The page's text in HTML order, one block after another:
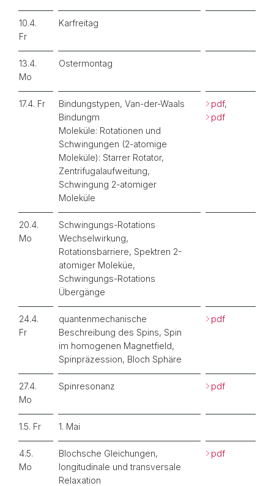
10.4.
Fr
Karfreitag
13.4.
Mo
Ostermontag
17.4. Fr
Bindungstypen, Van-der-Waals
Bindungm
Moleküle: Rotationen und
Schwingungen (2-atomige
Moleküle): Starrer Rotator,
Zentrifugalaufweitung,
Schwingung 2-atomiger
Moleküle
pdf,
pdf
20.4.
Mo
Schwingungs-Rotations
Wechselwirkung,
Rotationsbarriere, Spektren 2-
atomiger Moleküe,
Schwingungs-Rotations
Übergänge
24.4.
Fr
quantenmechanische
Beschreibung des Spins, Spin
im homogenen Magnetfield,
Spinpräzession, Bloch Sphäre
pdf
27.4.
Mo
Spinresonanz pdf
1.5. Fr 1. Mai
4.5.
Mo
Blochsche Gleichungen,
longitudinale und transversale
Relaxation
pdf